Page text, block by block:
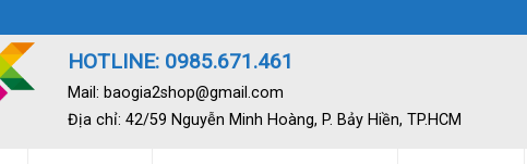
HOTLINE: 0985.671.461
Mail: baogia2shop@gmail.com
Địa chỉ: 42/59 Nguyễn Minh Hoàng, P. Bảy Hiền, TP.HCM